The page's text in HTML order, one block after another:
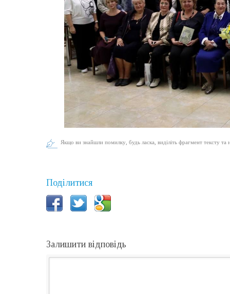
Якщо ви знайшли помилку, будь ласка, виділіть фрагмент тексту та
Поділитися
Залишити відповідь